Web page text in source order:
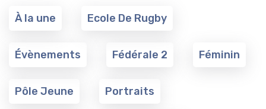
À la une Ecole De Rugby
Évènements Fédérale 2 Féminin
Pôle Jeune Portraits